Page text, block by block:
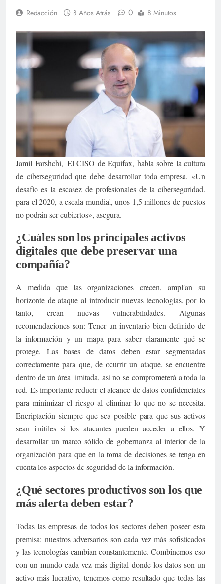
Redacción 8 Años Atrás 0 8 Minutos
Jamil Farshchi, El CISO de Equifax, habla sobre la cultura
de ciberseguridad que debe desarrollar toda empresa. «Un
desafío es la escasez de profesionales de la ciberseguridad.
para el 2020, a escala mundial, unos 1,5 millones de puestos
no podrán ser cubiertos», asegura.
¿Cuáles son los principales activos
digitales que debe preservar una
compañía?
A medida que las organizaciones crecen, amplían su
horizonte de ataque al introducir nuevas tecnologías, por lo
tanto, crean nuevas vulnerabilidades. Algunas
recomendaciones son: Tener un inventario bien definido de
la información y un mapa para saber claramente qué se
protege. Las bases de datos deben estar segmentadas
correctamente para que, de ocurrir un ataque, se encuentre
dentro de un área limitada, así no se comprometerá a toda la
red. Es importante reducir el alcance de datos confidenciales
para minimizar el riesgo al eliminar lo que no se necesita.
Encriptación siempre que sea posible para que sus activos
sean inútiles si los atacantes pueden acceder a ellos. Y
desarrollar un marco sólido de gobernanza al interior de la
organización para que en la toma de decisiones se tenga en
cuenta los aspectos de seguridad de la información.
¿Qué sectores productivos son los que
más alerta deben estar?
Todas las empresas de todos los sectores deben poseer esta
premisa: nuestros adversarios son cada vez más sofisticados
y las tecnologías cambian constantemente. Combinemos eso
con un mundo cada vez más digital donde los datos son un
activo más lucrativo, tenemos como resultado que todas las